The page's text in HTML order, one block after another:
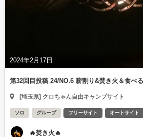
2024年2月17日
第32回目投稿 24/NO.6 薪割り&焚き火＆食べ
[埼玉県] クロちゃん自由キャンプサイト
ソロ グループ フリーサイト オートサイト
🔥焚き火🔥